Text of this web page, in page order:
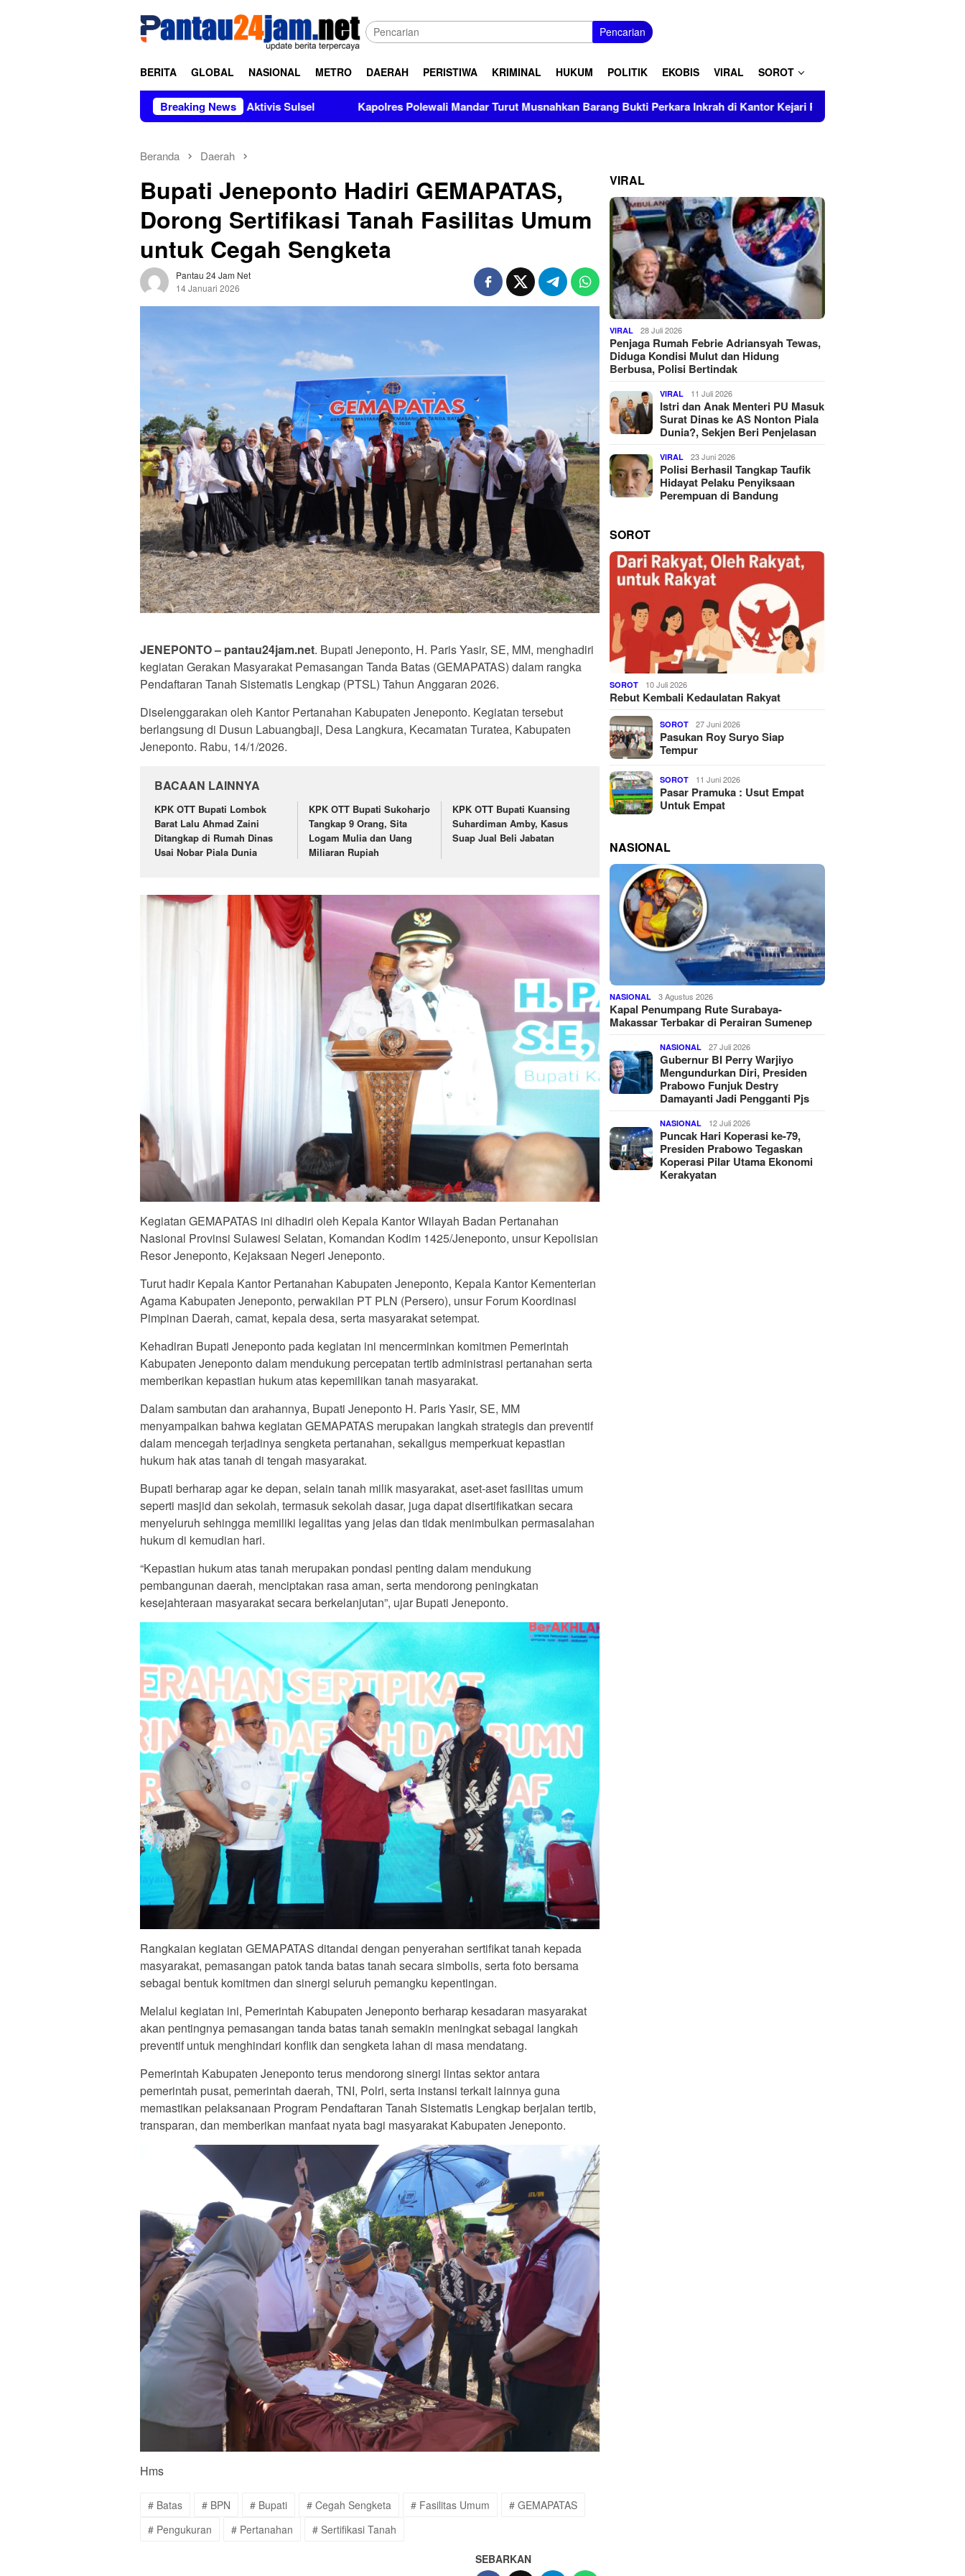
Pencarian
BERITA GLOBAL NASIONAL METRO DAERAH PERISTIWA KRIMINAL HUKUM POLITIK EKOBIS VIRAL SOROT
Breaking News
Dukungan Aktivis Sulsel Kapolres Polewali Mandar Turut Musnahkan Barang Bukti Perkara Inkrah di Kantor Kejari Polman Prevalensi Penyalahguna Narkoba Capai
Beranda Daerah
Bupati Jeneponto Hadiri GEMAPATAS,
Dorong Sertifikasi Tanah Fasilitas Umum
untuk Cegah Sengketa
Pantau 24 Jam Net
14 Januari 2026
JENEPONTO – pantau24jam.net. Bupati Jeneponto, H. Paris Yasir, SE, MM, menghadiri
kegiatan Gerakan Masyarakat Pemasangan Tanda Batas (GEMAPATAS) dalam rangka
Pendaftaran Tanah Sistematis Lengkap (PTSL) Tahun Anggaran 2026.
Diselenggarakan oleh Kantor Pertanahan Kabupaten Jeneponto. Kegiatan tersebut
berlangsung di Dusun Labuangbaji, Desa Langkura, Kecamatan Turatea, Kabupaten
Jeneponto. Rabu, 14/1/2026.
BACAAN LAINNYA
KPK OTT Bupati Lombok
Barat Lalu Ahmad Zaini
Ditangkap di Rumah Dinas
Usai Nobar Piala Dunia
KPK OTT Bupati Sukoharjo
Tangkap 9 Orang, Sita
Logam Mulia dan Uang
Miliaran Rupiah
KPK OTT Bupati Kuansing
Suhardiman Amby, Kasus
Suap Jual Beli Jabatan
Kegiatan GEMAPATAS ini dihadiri oleh Kepala Kantor Wilayah Badan Pertanahan
Nasional Provinsi Sulawesi Selatan, Komandan Kodim 1425/Jeneponto, unsur Kepolisian
Resor Jeneponto, Kejaksaan Negeri Jeneponto.
Turut hadir Kepala Kantor Pertanahan Kabupaten Jeneponto, Kepala Kantor Kementerian
Agama Kabupaten Jeneponto, perwakilan PT PLN (Persero), unsur Forum Koordinasi
Pimpinan Daerah, camat, kepala desa, serta masyarakat setempat.
Kehadiran Bupati Jeneponto pada kegiatan ini mencerminkan komitmen Pemerintah
Kabupaten Jeneponto dalam mendukung percepatan tertib administrasi pertanahan serta
memberikan kepastian hukum atas kepemilikan tanah masyarakat.
Dalam sambutan dan arahannya, Bupati Jeneponto H. Paris Yasir, SE, MM
menyampaikan bahwa kegiatan GEMAPATAS merupakan langkah strategis dan preventif
dalam mencegah terjadinya sengketa pertanahan, sekaligus memperkuat kepastian
hukum hak atas tanah di tengah masyarakat.
Bupati berharap agar ke depan, selain tanah milik masyarakat, aset-aset fasilitas umum
seperti masjid dan sekolah, termasuk sekolah dasar, juga dapat disertifikatkan secara
menyeluruh sehingga memiliki legalitas yang jelas dan tidak menimbulkan permasalahan
hukum di kemudian hari.
“Kepastian hukum atas tanah merupakan pondasi penting dalam mendukung
pembangunan daerah, menciptakan rasa aman, serta mendorong peningkatan
kesejahteraan masyarakat secara berkelanjutan”, ujar Bupati Jeneponto.
Rangkaian kegiatan GEMAPATAS ditandai dengan penyerahan sertifikat tanah kepada
masyarakat, pemasangan patok tanda batas tanah secara simbolis, serta foto bersama
sebagai bentuk komitmen dan sinergi seluruh pemangku kepentingan.
Melalui kegiatan ini, Pemerintah Kabupaten Jeneponto berharap kesadaran masyarakat
akan pentingnya pemasangan tanda batas tanah semakin meningkat sebagai langkah
preventif untuk menghindari konflik dan sengketa lahan di masa mendatang.
Pemerintah Kabupaten Jeneponto terus mendorong sinergi lintas sektor antara
pemerintah pusat, pemerintah daerah, TNI, Polri, serta instansi terkait lainnya guna
memastikan pelaksanaan Program Pendaftaran Tanah Sistematis Lengkap berjalan tertib,
transparan, dan memberikan manfaat nyata bagi masyarakat Kabupaten Jeneponto.
Hms
# Batas # BPN # Bupati # Cegah Sengketa # Fasilitas Umum
# GEMAPATAS
# Pengukuran
# Pertanahan # Sertifikasi Tanah
SEBARKAN
VIRAL
VIRAL 28 Juli 2026
Penjaga Rumah Febrie Adriansyah Tewas,
Diduga Kondisi Mulut dan Hidung
Berbusa, Polisi Bertindak
VIRAL 11 Juli 2026
Istri dan Anak Menteri PU Masuk
Surat Dinas ke AS Nonton Piala
Dunia?, Sekjen Beri Penjelasan
VIRAL 23 Juni 2026
Polisi Berhasil Tangkap Taufik
Hidayat Pelaku Penyiksaan
Perempuan di Bandung
SOROT
SOROT 10 Juli 2026
Rebut Kembali Kedaulatan Rakyat
SOROT 27 Juni 2026
Pasukan Roy Suryo Siap
Tempur
SOROT 11 Juni 2026
Pasar Pramuka : Usut Empat
Untuk Empat
NASIONAL
NASIONAL 3 Agustus 2026
Kapal Penumpang Rute Surabaya-
Makassar Terbakar di Perairan Sumenep
NASIONAL 27 Juli 2026
Gubernur BI Perry Warjiyo
Mengundurkan Diri, Presiden
Prabowo Funjuk Destry
Damayanti Jadi Pengganti Pjs
NASIONAL 12 Juli 2026
Puncak Hari Koperasi ke-79,
Presiden Prabowo Tegaskan
Koperasi Pilar Utama Ekonomi
Kerakyatan